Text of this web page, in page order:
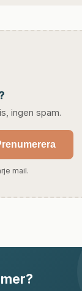
ingen spam.
mail.